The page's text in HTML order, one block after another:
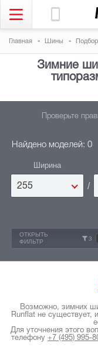
Главная Шины
Зимние
Проверьте
Найдено моделей: 0
Ширина
255 /
ОТКРЫТЬ
ФИЛЬТР
3
Возможно, зимних
Runflat не существует,
Для уточнения этого
телефону +7 (495) 995-